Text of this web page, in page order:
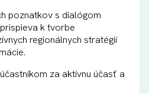
poznatkov s dialógom
k tvorbe
regionálnych stratégií
za aktívnu účasť a